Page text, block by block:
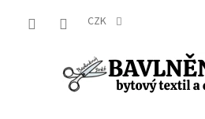
CZK